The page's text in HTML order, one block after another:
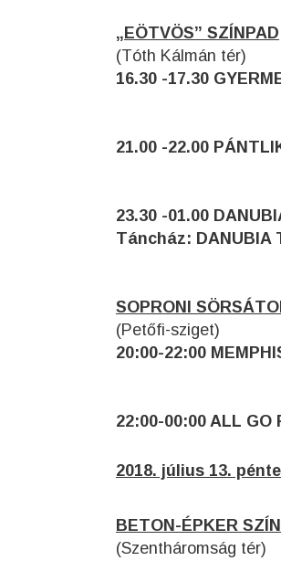
„EÖTVÖS” SZÍNPAD
(Tóth Kálmán tér)
16.30 -17.30
21.00 -22.00
23.30 -01.00
Táncház: DANUBIA
SOPRONI
(Petőfi-sziget)
20:00-22:00
22:00-00:00 ALL GO
2018. július 13.
BETON-ÉPKER
(Szentháromság tér)